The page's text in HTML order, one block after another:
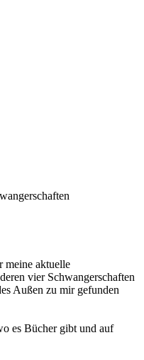
meine aktuelle
vier Schwangerschaften
Außen zu mir gefunden
es Bücher gibt und auf